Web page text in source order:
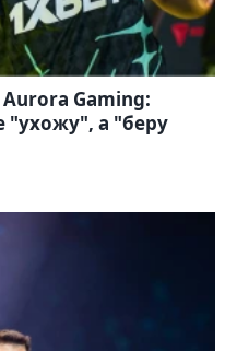
Gaming:
"ухожу", а "беру